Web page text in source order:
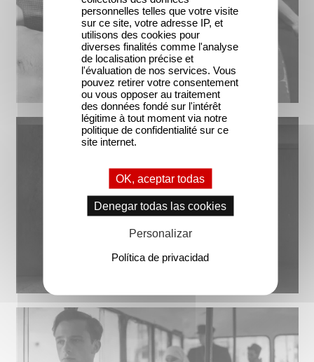
personnelles telles que votre visite
sur ce site, votre adresse IP, et
utilisons des cookies pour
diverses finalités comme l'analyse
de localisation précise et
l'évaluation de nos services. Vous
pouvez retirer votre consentement
ou vous opposer au traitement
des données fondé sur l'intérêt
légitime à tout moment via notre
politique de confidentialité sur ce
site internet.
OK, aceptar todas
Denegar todas las cookies
Personalizar
Política de privacidad